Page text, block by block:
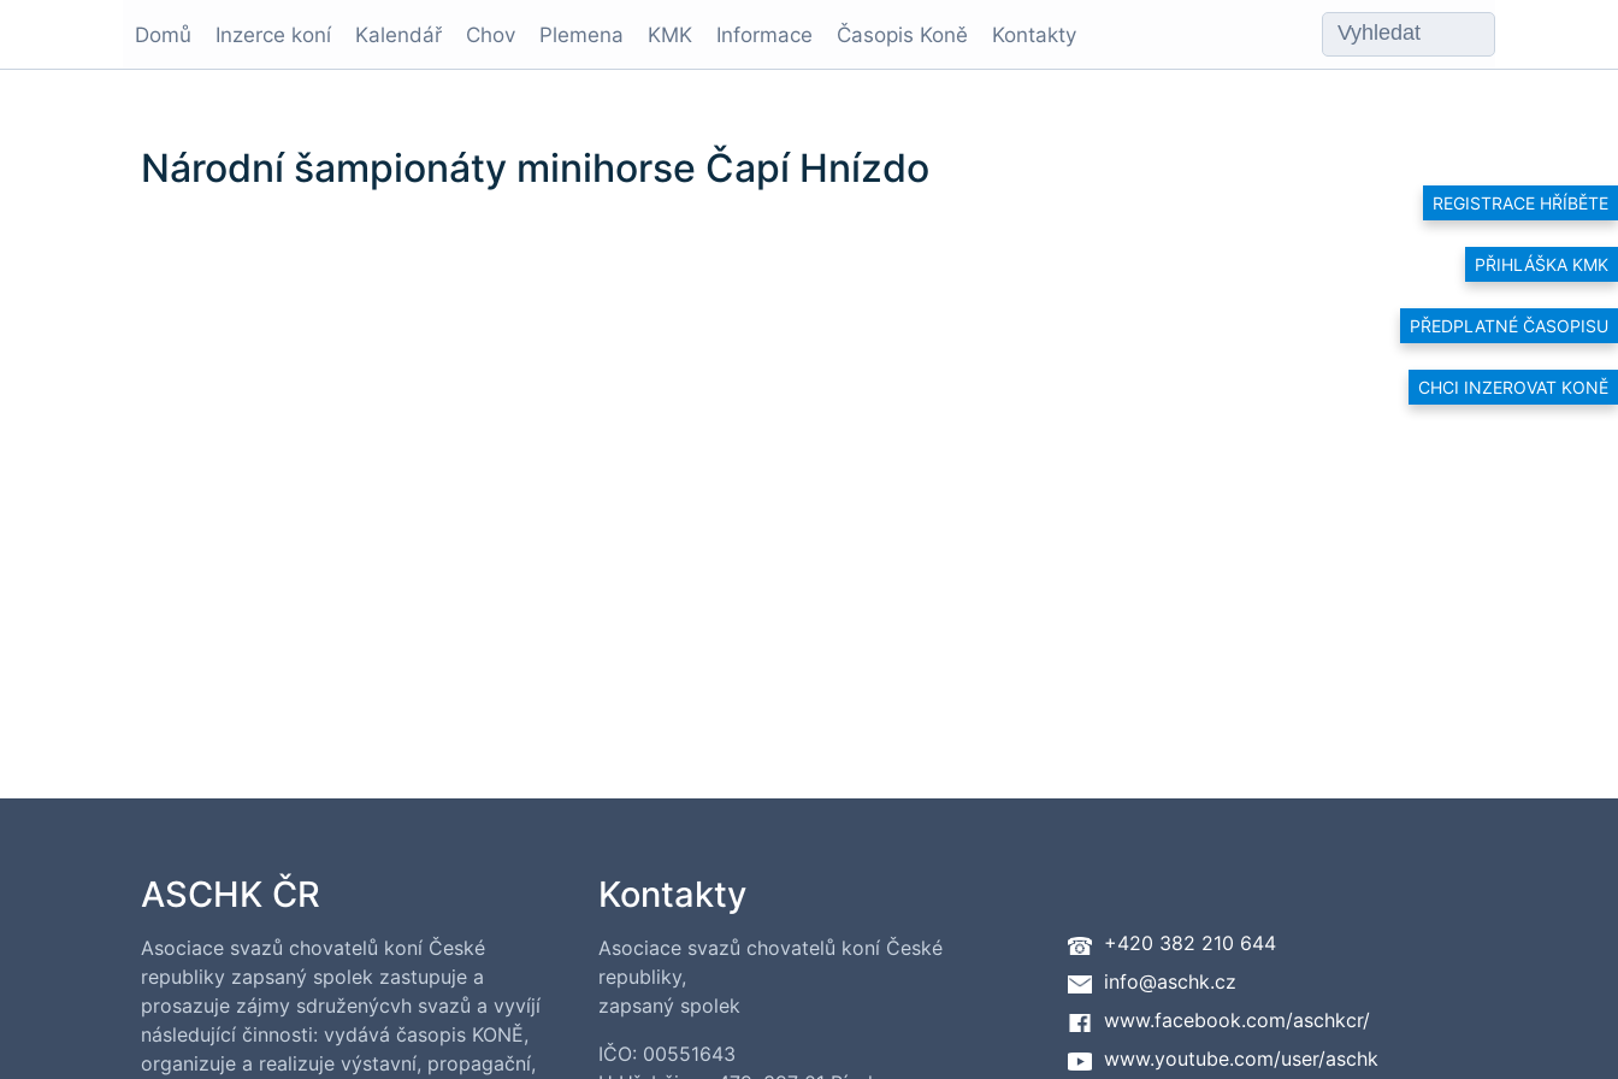
REGISTRACE HŘÍBĚTE
PŘIHLÁŠKA KMK
PŘEDPLATNÉ ČASOPISU
CHCI INZEROVAT KONĚ
Domů Inzerce koní Kalendář Chov Plemena KMK Informace Časopis Koně Kontakty
Národní šampionáty minihorse Čapí Hnízdo
ASCHK ČR
Asociace svazů chovatelů koní České
republiky zapsaný spolek zastupuje a
prosazuje zájmy sdruženýcvh svazů a vyvíjí
následující činnosti: vydává časopis KONĚ,
organizuje a realizuje výstavní, propagační,
Kontakty
Asociace svazů chovatelů koní České
republiky,
zapsaný spolek
IČO: 00551643
+420 382 210 644
info@aschk.cz
www.facebook.com/aschkcr/
www.youtube.com/user/aschk